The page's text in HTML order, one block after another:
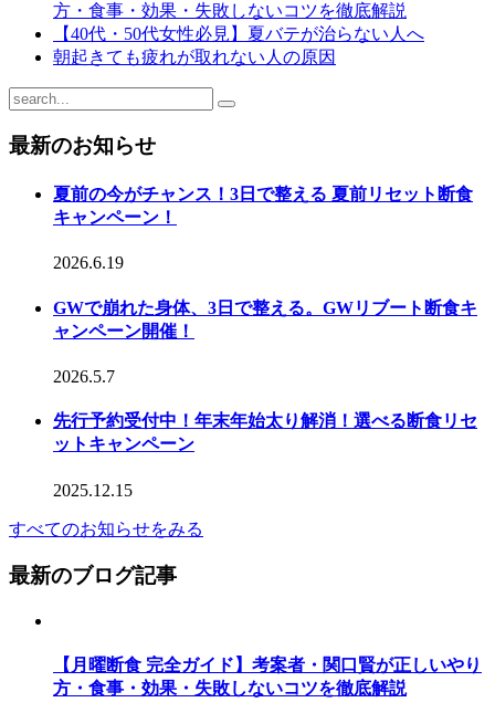
方・食事・効果・失敗しないコツを徹底解説
【40代・50代女性必見】夏バテが治らない人へ
朝起きても疲れが取れない人の原因
最新のお知らせ
夏前の今がチャンス！3日で整える 夏前リセット断食
キャンペーン！
2026.6.19
GWで崩れた身体、3日で整える。GWリブート断食キ
ャンペーン開催！
2026.5.7
先行予約受付中！年末年始太り解消！選べる断食リセ
ットキャンペーン
2025.12.15
すべてのお知らせをみる
最新のブログ記事
【月曜断食 完全ガイド】考案者・関口賢が正しいやり
方・食事・効果・失敗しないコツを徹底解説